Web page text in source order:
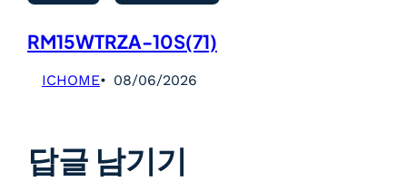
RM15WTRZA-10S(71)
ICHOME 08/06/2026
답글 남기기